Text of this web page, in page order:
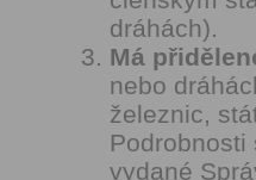
dráhách).
Má
nebo
železnic,
vydané